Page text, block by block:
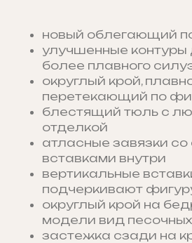
новый облегающий
улучшенные контуры
более плавного
округлый крой,
перетекающий по
блестящий тюль с
отделкой
атласные завязки
вставками внутри
вертикальные
подчеркивают
округлый крой на
модели вид
застежка сзади на